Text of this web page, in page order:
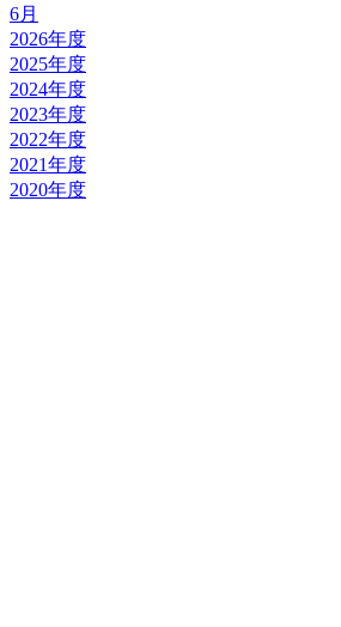
6月
2026年度
2025年度
2024年度
2023年度
2022年度
2021年度
2020年度